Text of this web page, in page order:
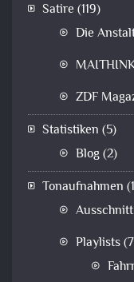
Satire (119)
Die
ZDF
Statistiken (5)
Blog(2)
Tonaufnahmen
Ausschnitt
Playlists